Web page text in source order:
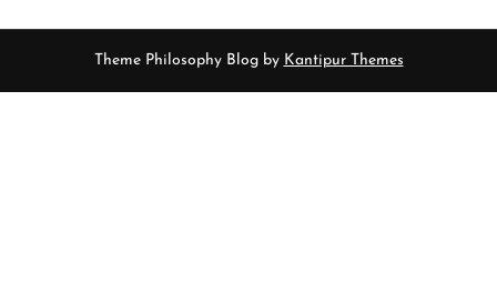
Theme Philosophy Blog by Kantipur Themes